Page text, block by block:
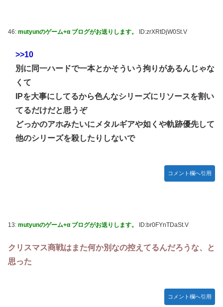
46: mutyunのゲーム+α ブログがお送りします。 ID:zrXRtDjW0St.V
>>10
別に同一ハードで一本とかそういう拘りがあるんじゃな
くて
IPを大事にしてるから色んなシリーズにリソースを割い
てるだけだと思うぞ
どっかのアホみたいにメタルギアや如くや軌跡優先して
他のシリーズを殺したりしないで
コメント欄へ引用
13: mutyunのゲーム+α ブログがお送りします。 ID:br0FYnTDaSt.V
クリスマス商戦はまた何か別なの控えてるんだろうな、と
思った
コメント欄へ引用